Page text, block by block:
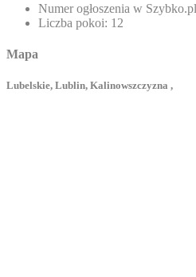
Numer ogłoszenia w
Liczba pokoi: 12
Mapa
Lubelskie, Lublin, Kalinowszczyzna ,